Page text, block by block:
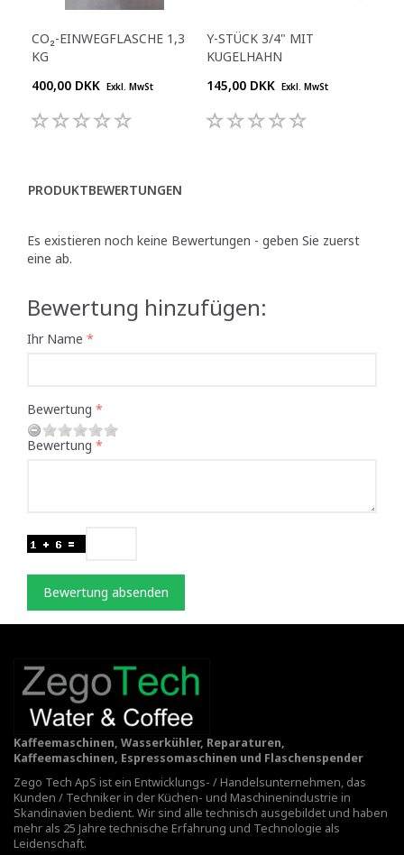
CO₂-EINWEGFLASCHE 1,3
KG
400,00 DKK Exkl. MwSt
Y-STÜCK 3/4" MIT
KUGELHAHN
145,00 DKK Exkl. MwSt
PRODUKTBEWERTUNGEN
Es existieren noch keine Bewertungen - geben Sie zuerst
eine ab.
Bewertung hinzufügen:
Ihr Name
Bewertung
Bewertung
Bewertung absenden
Kaffeemaschinen, Wasserkühler, Reparaturen,
Kaffeemaschinen, Espressomaschinen und Flaschenspender
Zego Tech ApS ist ein Entwicklungs- / Handelsunternehmen, das
Kunden / Techniker in der Küchen- und Maschinenindustrie in
Skandinavien bedient. Wir sind alle technisch ausgebildet und haben
mehr als 25 Jahre technische Erfahrung und Technologie als
Leidenschaft.